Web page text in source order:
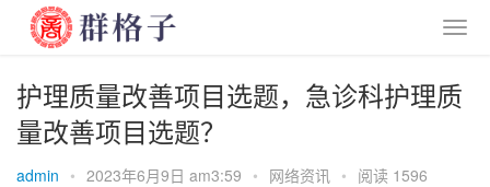
护理质量改善项目选题，急诊科护理质
量改善项目选题？
admin • 2023年6月9日 am3:59 • 网络资讯 • 阅读 1596